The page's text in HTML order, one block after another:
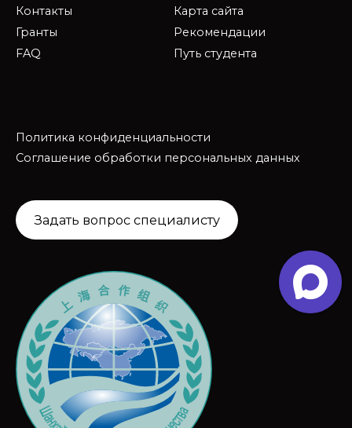
Контакты
Гранты
FAQ
Карта сайта
Рекомендации
Путь студента
Политика конфиденциальности
Соглашение обработки персональных данных
Задать вопрос специалисту